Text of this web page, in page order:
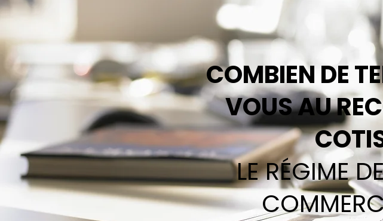
COMBIEN DE
VOUS AU
LE RÉGIME